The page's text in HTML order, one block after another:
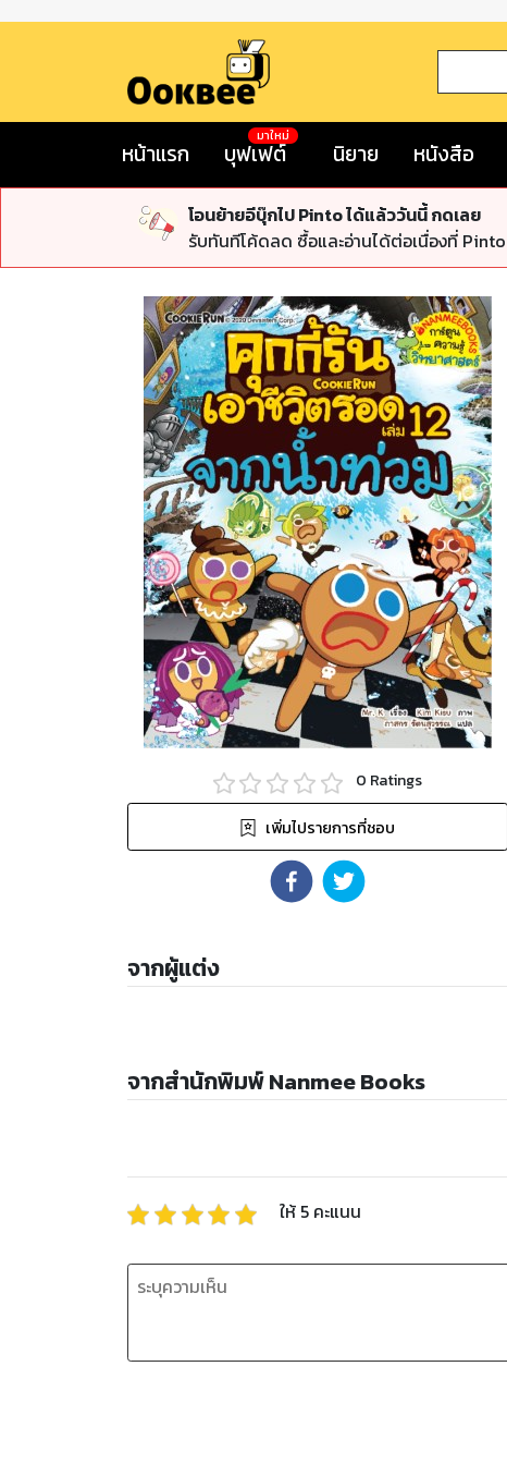
หน้าแรก บุฟเฟต์
มาใหม่
นิยาย หนังสือ
โอนย้ายอีบุ๊กไป Pinto ได้แล้ววันนี้ กดเลย
รับทันทีโค้ดลด ซื้อและอ่านได้ต่อเนื่องที่ Pinto
0 Ratings
เพิ่มไปรายการที่ชอบ
จากผู้แต่ง
จากสำนักพิมพ์ Nanmee Books
ให้ 5 คะแนน